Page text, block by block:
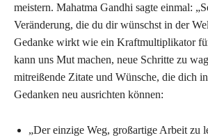
meistern. Mahatma Gandhi sagte einmal:
Veränderung, die du dir wünschst in der
Gedanke wirkt wie ein Kraftmultiplikator
kann uns Mut machen, neue Schritte zu
mitreißende Zitate und Wünsche, die dich
Gedanken neu ausrichten können:
„Der einzige Weg, großartige Arbeit zu